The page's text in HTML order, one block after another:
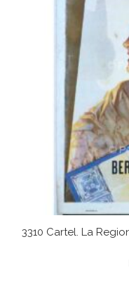
3310 Cartel. La